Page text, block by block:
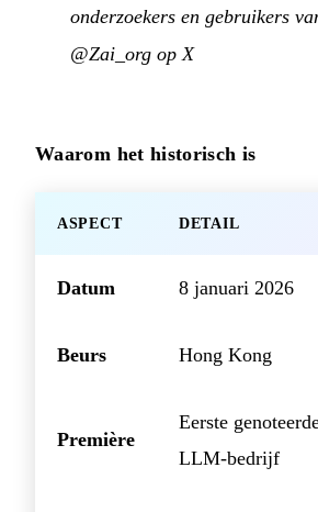
onderzoekers en gebruikers
@Zai_org op X
Waarom het historisch is
ASPECT DETAIL
Datum 8 januari 2026
Beurs Hong Kong
Première
Eerste
LLM-bedrijf